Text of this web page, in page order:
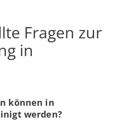
Fragen zur
in
können in
werden?